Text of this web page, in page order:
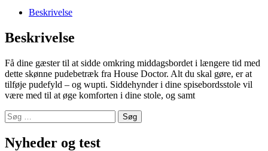
Beskrivelse
Beskrivelse
Få dine gæster til at sidde omkring middagsbordet i længere tid med
dette skønne pudebetræk fra House Doctor. Alt du skal gøre, er at
tilføje pudefyld – og wupti. Siddehynder i dine spisebordsstole vil
være med til at øge komforten i dine stole, og samt
Søg
efter:
Nyheder og test